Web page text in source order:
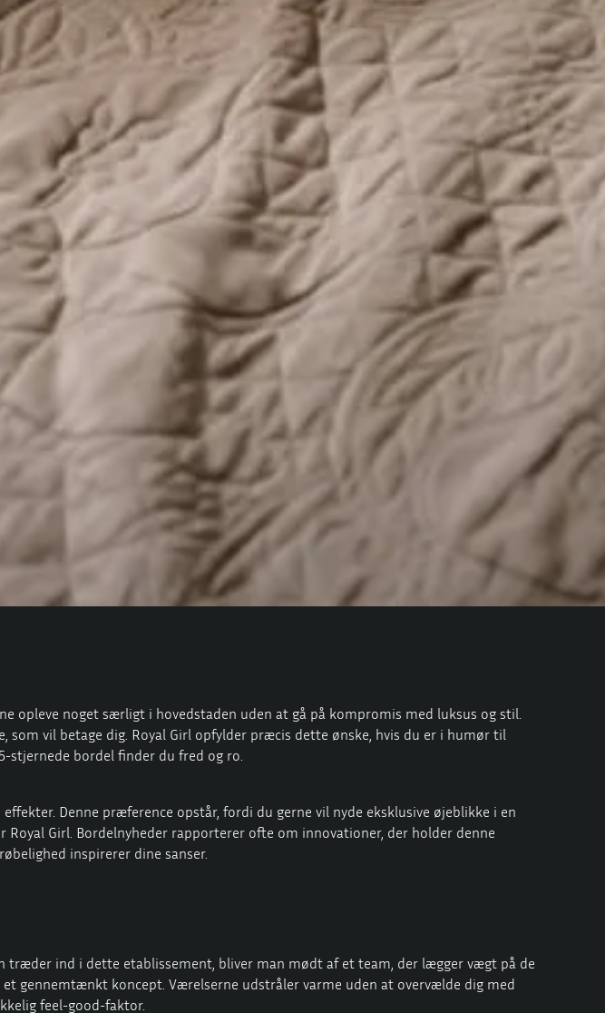
noget særligt i hovedstaden uden at gå på kompromis med luksus og stil.
vil betage dig. Royal Girl opfylder præcis dette ønske, hvis du er i humør til
stjernede bordel finder du fred og ro.
Denne præference opstår, fordi du gerne vil nyde eksklusive øjeblikke i en
Girl. Bordelnyheder rapporterer ofte om innovationer, der holder denne
inspirerer dine sanser.
træder ind i dette etablissement, bliver man mødt af et team, der lægger vægt på de
gennemtænkt koncept. Værelserne udstråler varme uden at overvælde dig med
feel-good-faktor.